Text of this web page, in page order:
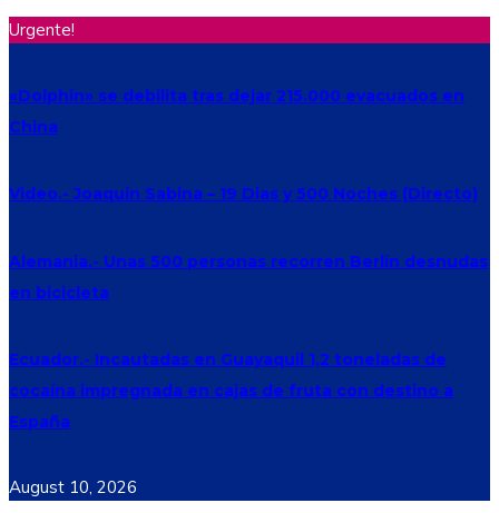
Urgente!
«Dolphin» se debilita tras dejar 215.000 evacuados en
China
Video.- Joaquín Sabina – 19 Dias y 500 Noches (Directo)
Alemania.- Unas 500 personas recorren Berlín desnudas
en bicicleta
Ecuador.- Incautadas en Guayaquil 1,2 toneladas de
cocaína impregnada en cajas de fruta con destino a
España
August 10, 2026